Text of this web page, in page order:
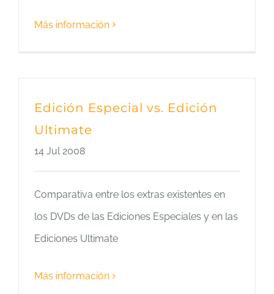
Más información
Edición Especial vs. Edición
Ultimate
14 Jul 2008
Comparativa entre los extras existentes en
los DVDs de las Ediciones Especiales y en las
Ediciones Ultimate
Más información